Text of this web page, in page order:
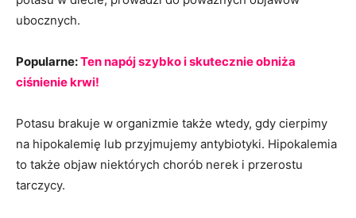
ubocznych.
Popularne:Ten napój szybko i skutecznie obniża
ciśnienie krwi!
Potasu brakuje w organizmie także wtedy, gdy cierpimy
na hipokalemię lub przyjmujemy antybiotyki. Hipokalemia
to także objaw niektórych chorób nerek i przerostu
tarczycy.